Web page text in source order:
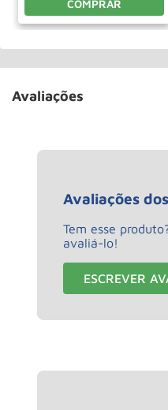
COMPRAR
Avaliações
Avaliações
Tem esse
avaliá-lo!
ESCREVER